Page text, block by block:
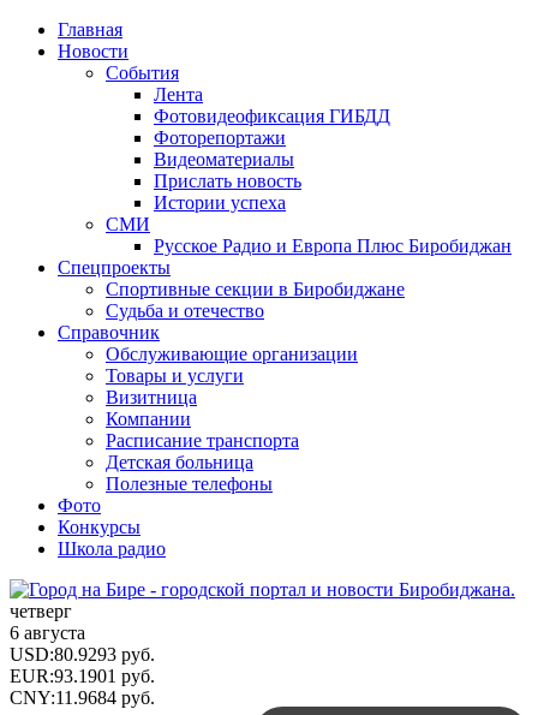
Главная
Новости
События
Лента
Фотовидеофиксация ГИБДД
Фоторепортажи
Видеоматериалы
Прислать новость
Истории успеха
СМИ
Русское Радио и Европа Плюс Биробиджан
Спецпроекты
Спортивные секции в Биробиджане
Судьба и отечество
Справочник
Обслуживающие организации
Товары и услуги
Визитница
Компании
Расписание транспорта
Детская больница
Полезные телефоны
Фото
Конкурсы
Школа радио
четверг
6 августа
USD:80.9293 руб.
EUR:93.1901 руб.
CNY:11.9684 руб.